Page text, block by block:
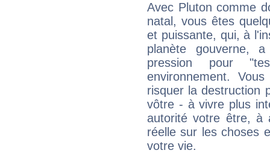
Avec Pluton comme
natal, vous êtes
et puissante, qui, à
planète gouverne,
pression pour
environnement.
risquer la destruction
vôtre - à vivre plus
autorité votre être, à
réelle sur les choses
votre vie.